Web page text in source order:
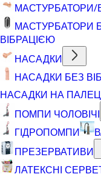
МАСТУРБАТОРИ/
МАСТУРБАТОРИ
ВІБРАЦІЄЮ
НАСАДКИ
НАСАДКИ БЕЗ
НАСАДКИ НА
ПОМПИ ЧОЛОВІЧІ
ГІДРОПОМПИ
ПРЕЗЕРВАТИВИ
ЛАТЕКСНІ